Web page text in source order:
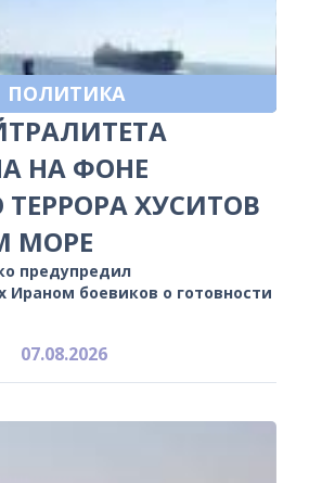
ПОЛИТИКА
НА ФОНЕ
ХУСИТОВ
МОРЕ
предупредил
боевиков о готовности
07.08.2026